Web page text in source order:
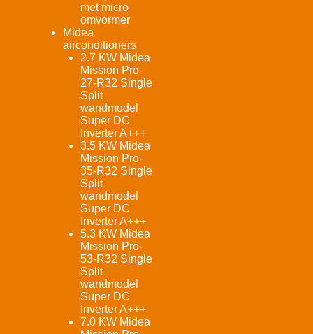
met micro
omvormer
Midea
airconditioners
2.7 KW Midea
Mission Pro-
27-R32 Single
Split
wandmodel
Super DC
Inverter A+++
3.5 KW Midea
Mission Pro-
35-R32 Single
Split
wandmodel
Super DC
Inverter A+++
5.3 KW Midea
Mission Pro-
53-R32 Single
Split
wandmodel
Super DC
Inverter A+++
7.0 KW Midea